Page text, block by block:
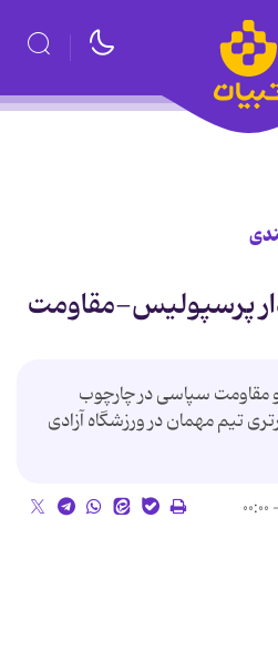
پرسپولیس-مقاومت
مقاومت سپاسی در چارچوب
تیم مهمان در ورزشگاه آزادی